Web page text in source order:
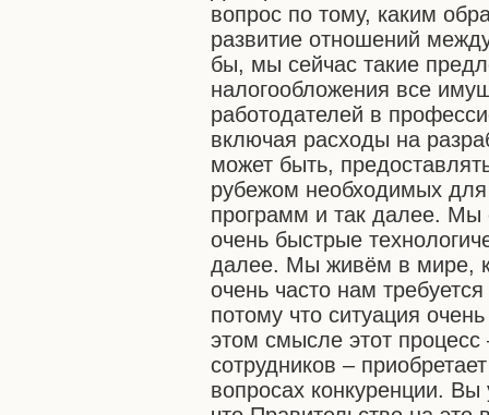
вопрос по тому, каким
развитие отношений
бы, мы сейчас такие
налогообложения все
работодателей в
включая расходы на
может быть,
рубежом необходимых для
программ и так далее. Мы
очень быстрые
далее. Мы живём в мире,
очень часто нам
потому что ситуация
этом смысле этот
сотрудников –
вопросах конкуренции.